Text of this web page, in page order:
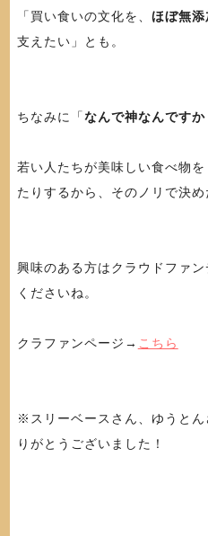
「買い食いの文化を、 ほぼ無
支えたい」とも。
ちなみに「なんで神なんですか
若い人たちが美味しい食べ物を
たりするから、そのノリで決め
興味のある方はクラウドファ
くださいね。
クラファンページ→ こちら
※スリーベースさん、ゆうと
りがとうございました！